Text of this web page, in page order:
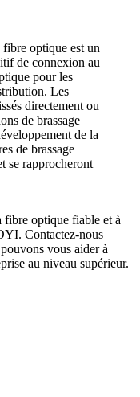
optique est un
de connexion au
pour les
Les
directement ou
de brassage
de la
de brassage
se rapprocheront
fibre optique fiable et à
Contactez-nous
vous aider à
au niveau supérieur.